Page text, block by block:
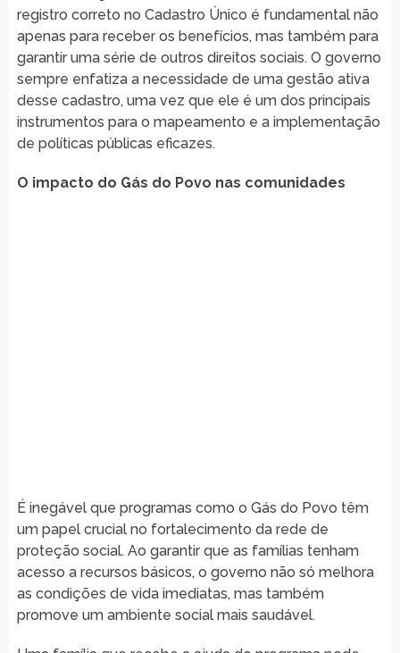
registro correto no Cadastro Único é fundamental não
apenas para receber os benefícios, mas também para
garantir uma série de outros direitos sociais. O governo
sempre enfatiza a necessidade de uma gestão ativa
desse cadastro, uma vez que ele é um dos principais
instrumentos para o mapeamento e a implementação
de políticas públicas eficazes.
O impacto do Gás do Povo nas comunidades
É inegável que programas como o Gás do Povo têm
um papel crucial no fortalecimento da rede de
proteção social. Ao garantir que as famílias tenham
acesso a recursos básicos, o governo não só melhora
as condições de vida imediatas, mas também
promove um ambiente social mais saudável.